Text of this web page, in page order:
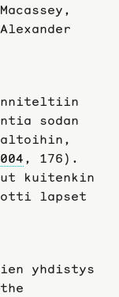
sodan
, 176).
kuitenkin
otti lapset
yhdistys